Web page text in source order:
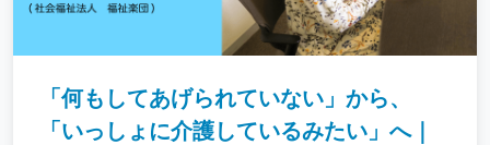
「何もしてあげられていない」から、
「いっしょに介護しているみたい」へ｜